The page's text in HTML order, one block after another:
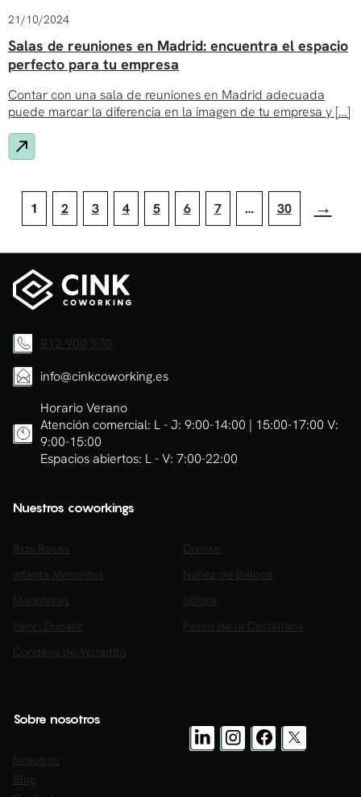
21/10/2024
Salas de reuniones en Madrid: encuentra el espacio
perfecto para tu empresa
Contar con una sala de reuniones en Madrid adecuada
puede marcar la diferencia en la imagen de tu empresa y […]
de
entradas
1 2 3 4 5 6 7 … 30 →
912 900 570
info@cinkcoworking.es
Horario Verano
Atención comercial: L - J: 9:00-14:00 | 15:00-17:00 V:
9:00-15:00
Espacios abiertos: L - V: 7:00-22:00
Nuestros coworkings
Ríos Rosas
Orense
Infanta Mercedes
Núñez de Balboa
Manoteras
Sófora
Henri Dunant
Paseo de la Castellana
Condesa de Venadito
Sobre nosotros
Nosotros
Blog